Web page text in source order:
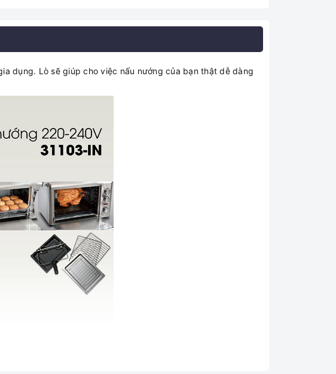
dụng. Lò sẽ giúp cho việc nấu nướng của bạn thật dễ dàng